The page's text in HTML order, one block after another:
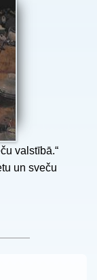
valstībā.“
un sveču